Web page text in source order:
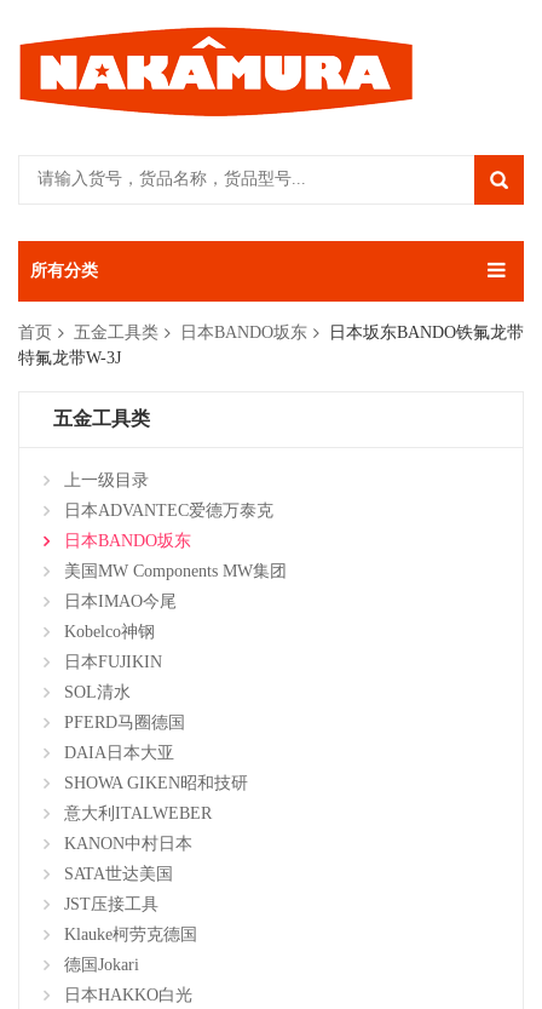
所有分类
首页 五金工具类 日本BANDO坂东
日本坂东BANDO铁氟龙带
特氟龙带W-3J
五金工具类
上一级目录
日本ADVANTEC爱德万泰克
日本BANDO坂东
美国MW Components MW集团
日本IMAO今尾
Kobelco神钢
日本FUJIKIN
SOL清水
PFERD马圈德国
DAIA日本大亚
SHOWA GIKEN昭和技研
意大利ITALWEBER
KANON中村日本
SATA世达美国
JST压接工具
Klauke柯劳克德国
德国Jokari
日本HAKKO白光